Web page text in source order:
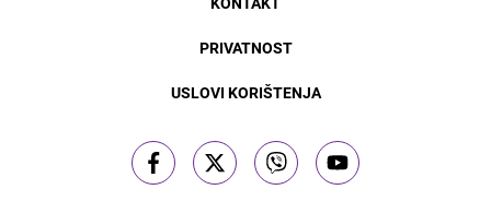
PRIVATNOST
USLOVI KORIŠTENJA